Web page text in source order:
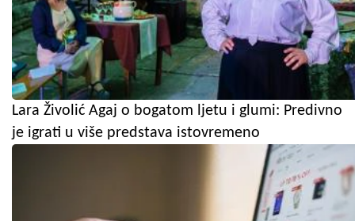
Lara Živolić Agaj o bogatom ljetu i glumi: Predivno
je igrati u više predstava istovremeno